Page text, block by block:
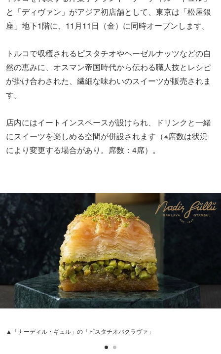
と「ディヴァン」がアジア初店舗として、東京は「松屋銀
座」地下1階に、11月11日（金）に同時オープンします。
トルコで収穫されるピスタチオやヘーゼルナッツなどの自
然の恵みに、オスマン帝国時代から伝わる職人技とレシピ
が掛け合わされた、繊細な味わいのスイーツが販売されま
す。
店内にはイートインスペースが設けられ、ドリンクと一緒
にスイーツを楽しめる空間が併設されます（※席数は状況
により変更する場合があり。席数：4席）。
▲「ナーディル・ギュル」の「ピスタチオバクラヴァ」